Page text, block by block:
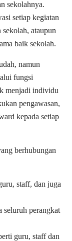
sekolahnya.
setiap kegiatan
ataupun
baik sekolah.
namun
fungsi
menjadi individu
pengawasan,
kepada setiap
berhubungan
staff, dan juga
seluruh perangkat
guru, staff dan